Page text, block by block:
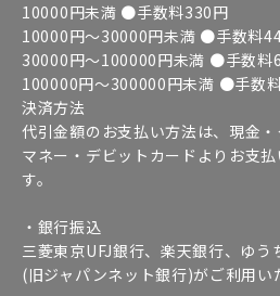
10000円未満 ●手数料330円
10000円～30000円未満 ●手数料
30000円～100000円未満 ●手数料
100000円～300000円未満 ●手数
決済方法
代引金額のお支払い方法は、現金
マネー・デビットカードよりお支
す。
・銀行振込
三菱東京UFJ銀行、楽天銀行、ゆう
(旧ジャパンネット銀行)がご利用い